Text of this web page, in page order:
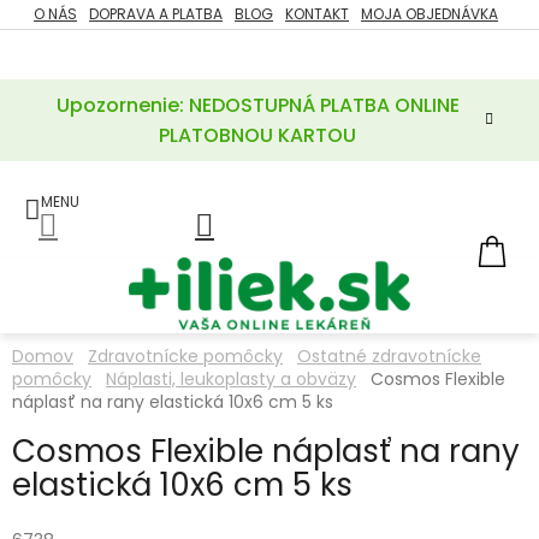
Prejsť
na
Upozornenie: NEDOSTUPNÁ PLATBA ONLINE
PLATOBNOU KARTOU
O NÁS DOPRAVA A PLATBA BLOG KONTAKT MOJA OBJEDNÁVKA
ZĽAVY
POTREBY
A
LIEKY
VITAMÍNY
A
MINERÁLY
KOZMETIKA
Domov Zdravotnícke pomôcky
Ostatné zdravotnícke
pomôcky
Náplasti, leukoplasty a obväzy Cosmos Flexible
náplasť na rany elastická 10x6 cm 5 ks
Cosmos Flexible náplasť na rany
elastická 10x6 cm 5 ks